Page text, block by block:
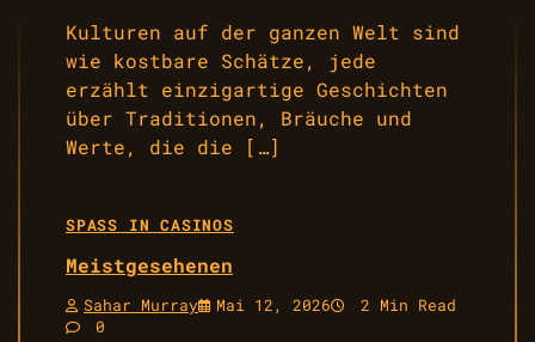
Kulturen auf der ganzen Welt sind
wie kostbare Schätze, jede
erzählt einzigartige Geschichten
über Traditionen, Bräuche und
Werte, die die […]
SPASS IN CASINOS
Meistgesehenen
Sahar Murray Mai 12, 2026
2 Min Read
0